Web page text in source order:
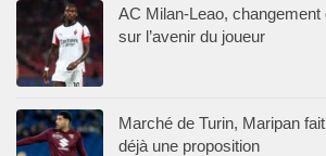
AC Milan-Leao,
sur l’avenir du joueur
Marché de Turin, Maripan
déjà une proposition